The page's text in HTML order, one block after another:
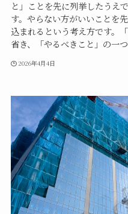
と」ことを先に列挙したうえ
す。やらない方がいいことを
込まれるという考え方です。
省き、「やるべきこと」の一
2026年4月4日